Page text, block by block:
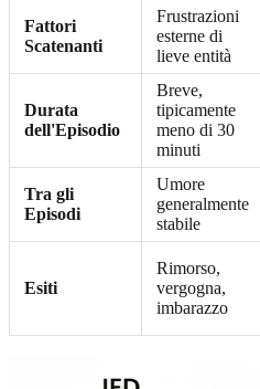
Fattori
Scatenanti
Frustrazioni
esterne di
lieve entità
Durata
dell'Episodio
Breve,
tipicamente
meno di 30
minuti
Tra gli
Episodi
Umore
generalmente
stabile
Esiti
Rimorso,
vergogna,
imbarazzo